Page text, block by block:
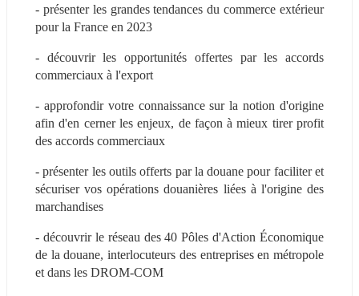
- présenter les grandes tendances du commerce extérieur
pour la France en 2023
- découvrir les opportunités offertes par les accords
commerciaux à l'export
- approfondir votre connaissance sur la notion d'origine
afin d'en cerner les enjeux, de façon à mieux tirer profit
des accords commerciaux
- présenter les outils offerts par la douane pour faciliter et
sécuriser vos opérations douanières liées à l'origine des
marchandises
- découvrir le réseau des 40 Pôles d'Action Économique
de la douane, interlocuteurs des entreprises en métropole
et dans les DROM-COM